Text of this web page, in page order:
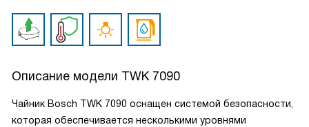
Описание модели TWK 7090
Чайник Bosch TWK 7090 оснащен системой безопасности,
которая обеспечивается несколькими уровнями